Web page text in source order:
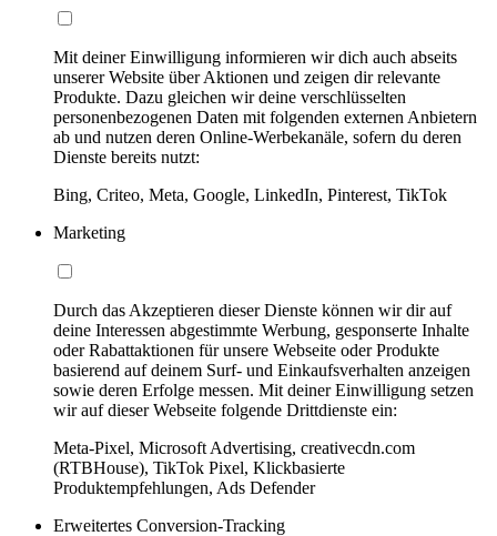
Mit deiner Einwilligung informieren wir dich auch abseits
unserer Website über Aktionen und zeigen dir relevante
Produkte. Dazu gleichen wir deine verschlüsselten
personenbezogenen Daten mit folgenden externen Anbietern
ab und nutzen deren Online-Werbekanäle, sofern du deren
Dienste bereits nutzt:
Bing, Criteo, Meta, Google, LinkedIn, Pinterest, TikTok
Marketing
Durch das Akzeptieren dieser Dienste können wir dir auf
deine Interessen abgestimmte Werbung, gesponserte Inhalte
oder Rabattaktionen für unsere Webseite oder Produkte
basierend auf deinem Surf- und Einkaufsverhalten anzeigen
sowie deren Erfolge messen. Mit deiner Einwilligung setzen
wir auf dieser Webseite folgende Drittdienste ein:
Meta-Pixel, Microsoft Advertising, creativecdn.com
(RTBHouse), TikTok Pixel, Klickbasierte
Produktempfehlungen, Ads Defender
Erweitertes Conversion-Tracking